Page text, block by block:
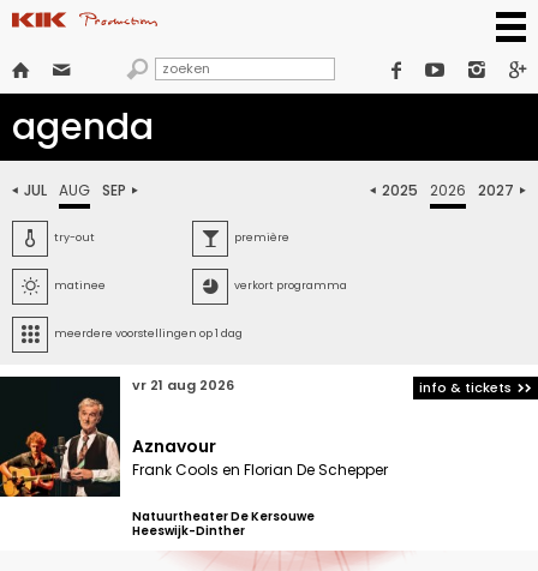
      
agenda
 JUL AUG SEP   2025 2026 2027 
 try-out  première
 matinee  verkort programma
 meerdere voorstellingen op 1 dag
vr 21 aug 2026
Aznavour
Frank Cools en Florian De Schepper
Natuurtheater De Kersouwe
Heeswijk-Dinther
info & tickets